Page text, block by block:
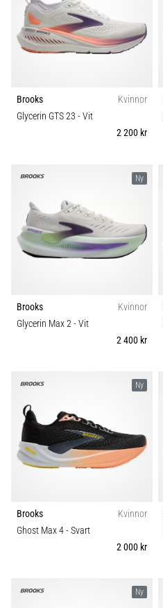
Brooks
Kvinnor
Glycerin GTS 23 - Vit
2 200 kr
Ny
Brooks
Kvinnor
Glycerin Max 2- Vit
2 400 kr
Ny
Brooks
Kvinnor
Ghost Max 4- Svart
2 000 kr
Ny